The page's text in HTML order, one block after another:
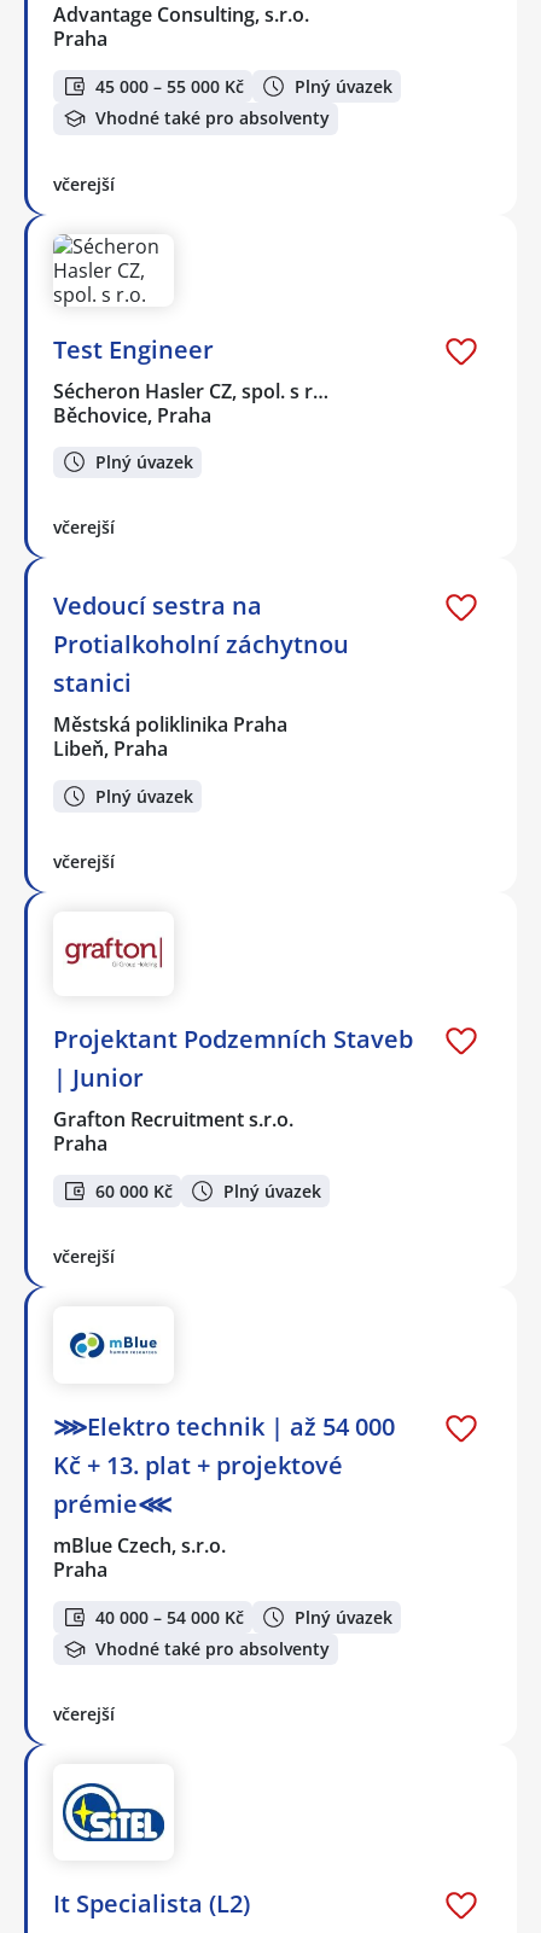
Advantage Consulting, s.r.o.
Praha
45 000 – 55 000 Kč
Plný úvazek
Vhodné také pro absolventy
včerejší
Test Engineer
Sécheron Hasler CZ, spol. s r…
Běchovice, Praha
Plný úvazek
včerejší
Vedoucí sestra na
Protialkoholní záchytnou
stanici
Městská poliklinika Praha
Libeň, Praha
Plný úvazek
včerejší
Projektant Podzemních Staveb
| Junior
Grafton Recruitment s.r.o.
Praha
60 000 Kč Plný úvazek
včerejší
⋙Elektro technik | až 54 000
Kč + 13. plat + projektové
prémie⋘
mBlue Czech, s.r.o.
Praha
40 000 – 54 000 Kč
Plný úvazek
Vhodné také pro absolventy
včerejší
It Specialista (L2)